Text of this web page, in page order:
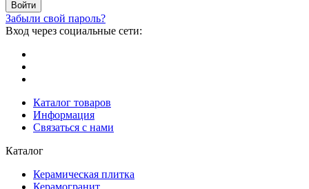
Забыли свой пароль?
Вход через социальные сети:
Каталог товаров
Информация
Связаться с нами
Каталог
Керамическая плитка
Керамогранит